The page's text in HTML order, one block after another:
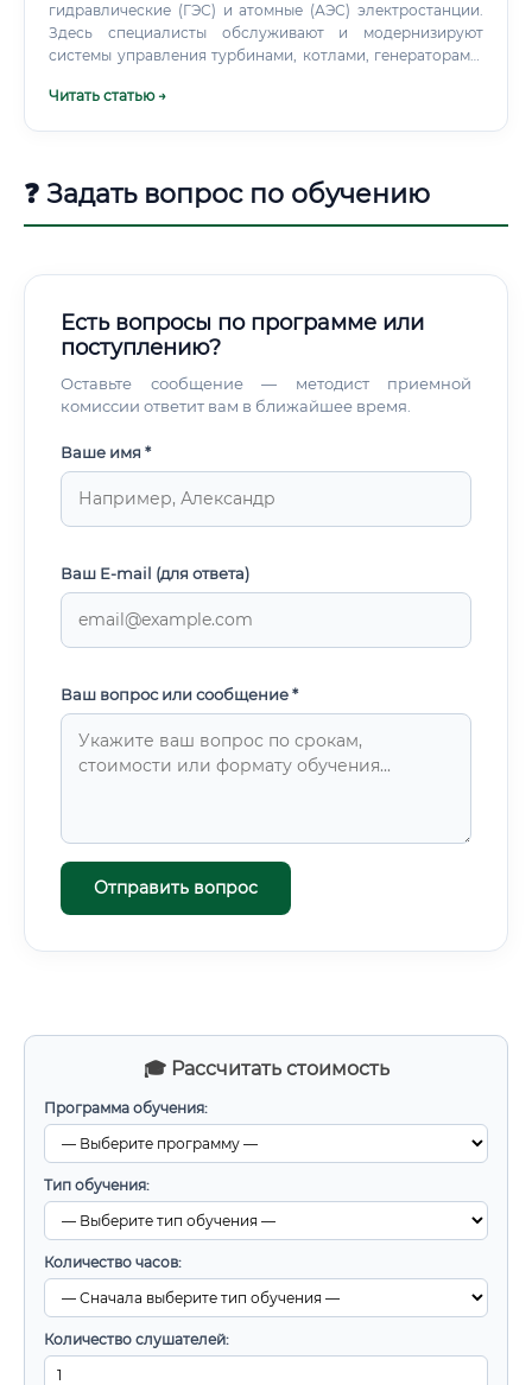
🎓 Рассчитать стоимость
Программа обучения:
Тип обучения:
Количество часов:
Количество слушателей:
гидравлические (ГЭС) и атомные (АЭС) электростанции.
Здесь специалисты обслуживают и модернизируют
системы управления турбинами, котлами, генераторами.
«Россети») и ее дочерние общества (МРСК).
Читать статью →
❓ Задать вопрос по обучению
Есть вопросы по программе или
поступлению?
Оставьте сообщение — методист приемной
комиссии ответит вам в ближайшее время.
Ваше имя *
Ваш E-mail (для ответа)
Ваш вопрос или сообщение *
Отправить вопрос